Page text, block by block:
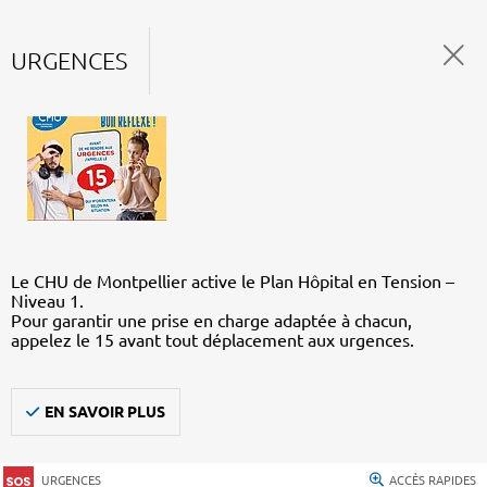
URGENCES
Le CHU de Montpellier active le Plan Hôpital en Tension –
Niveau 1.
Pour garantir une prise en charge adaptée à chacun,
appelez le 15 avant tout déplacement aux urgences.
EN SAVOIR PLUS
URGENCES ACCÈS RAPIDES